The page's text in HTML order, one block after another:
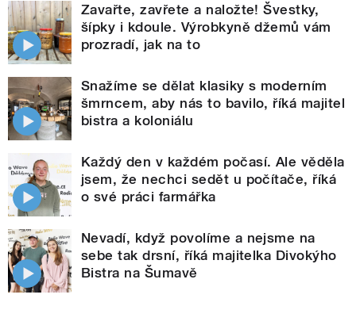
Zavařte, zavřete a naložte! Švestky,
šípky i kdoule. Výrobkyně džemů vám
prozradí, jak na to
Snažíme se dělat klasiky s moderním
šmrncem, aby nás to bavilo, říká majitel
bistra a koloniálu
Každý den v každém počasí. Ale věděla
jsem, že nechci sedět u počítače, říká
o své práci farmářka
Nevadí, když povolíme a nejsme na
sebe tak drsní, říká majitelka Divokýho
Bistra na Šumavě